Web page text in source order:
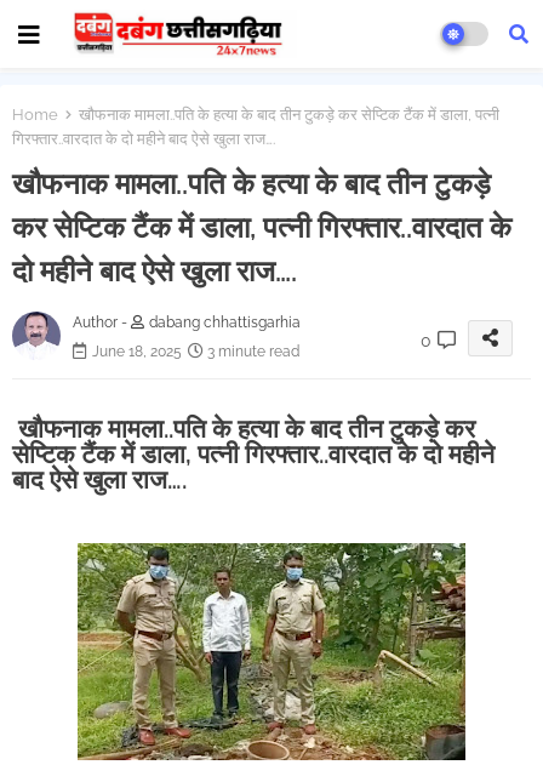
Home
खौफनाक मामला..पति के हत्या के बाद तीन टुकड़े कर सेप्टिक टैंक में डाला, पत्नी
गिरफ्तार..वारदात के दो महीने बाद ऐसे खुला राज….
खौफनाक मामला..पति के हत्या के बाद तीन टुकड़े
कर सेप्टिक टैंक में डाला, पत्नी गिरफ्तार..वारदात के
दो महीने बाद ऐसे खुला राज….
Author -
dabang chhattisgarhia
June 18, 2025
3 minute read
0
खौफनाक मामला..पति के हत्या के बाद तीन टुकड़े कर
सेप्टिक टैंक में डाला, पत्नी गिरफ्तार..वारदात के दो महीने
बाद ऐसे खुला राज….